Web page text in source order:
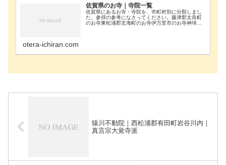
佐賀県のお寺｜寺院一覧
佐賀県にあるお寺・寺院を、市町村別に分類しまし
た。参拝の参考になさってください。藤津郡太良町
のお寺東松浦郡玄海町のお寺伊万里市のお寺神埼郡
otera-ichiran.com
猿川不動院｜西松浦郡有田町岩谷川内｜
真言宗大覚寺派